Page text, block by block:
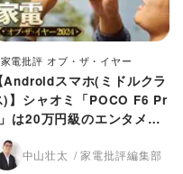
家電批評 オブ・ザ・イヤー
【Androidスマホ(ミドルクラ
)】シャオミ「POCO F6 Pr
は20万円級のエンタメ性
能を発揮！【家電批評2024年
ストバイ】
中山壮太 家電批評編集部